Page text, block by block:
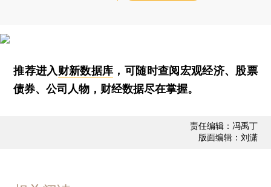
推荐进入财新数据库 ，可随时查阅宏观经济、股票
债券、公司人物，财经数据尽在掌握。
责任编辑：冯禹丁
版面编辑：刘潇